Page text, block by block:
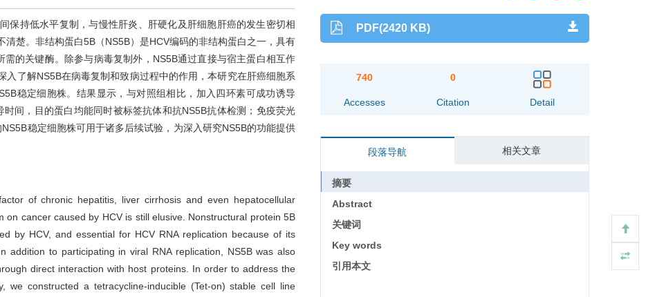
保持低水平复制，与慢性肝炎、肝硬化及肝细胞肝癌的发生密切相
楚。非结构蛋白5B（NS5B）是HCV编码的非结构蛋白之一，具有
的关键酶。除参与病毒复制外，NS5B通过直接与宿主蛋白相互作
入了解NS5B在病毒复制和致病过程中的作用，本研究在肝癌细胞系
稳定细胞株。结果显示，与对照组相比，加入四环素可成功诱导
间，目的蛋白均能同时被标签抗体和抗NS5B抗体检测；免疫荧光
稳定细胞株可用于诸多后续试验，为深入研究NS5B的功能提供
of chronic hepatitis, liver cirrhosis and even hepatocellular
cancer caused by HCV is still elusive. Nonstructural protein 5B
by HCV, and essential for HCV RNA replication because of its
addition to participating in viral RNA replication, NS5B was also
direct interaction with host proteins. In order to address the
we constructed a tetracycline-inducible (Tet-on) stable cell line
PDF(2420 KB)
740
Accesses
0
Citation Detail
段落导航 相关文章
摘要
Abstract
关键词
Key words
引用本文